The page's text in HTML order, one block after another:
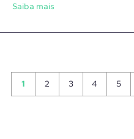
Saiba mais
1 2 3 4 5